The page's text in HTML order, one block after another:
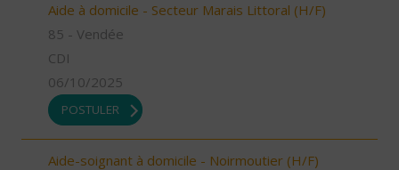
Aide à domicile - Secteur Marais Littoral (H/F)
85 - Vendée
CDI
06/10/2025
POSTULER
Aide-soignant à domicile - Noirmoutier (H/F)